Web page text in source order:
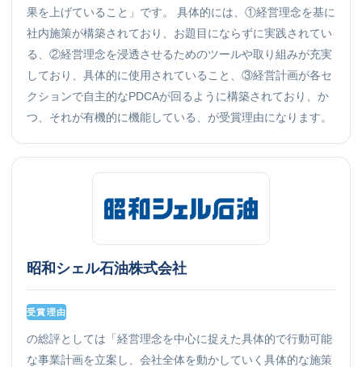
果を上げていること」です。 具体的には、①経営理念を基に
社内施策が構築されており、お題目にならずに実践されてい
る、②経営理念を浸透させるためのツールや取り組みが充実
しており、具体的に使用されていること、③経営計画が各セ
クションで自主的なPDCAが回るように構築されており、か
つ、それが有機的に機能している、が受賞理由になります。
昭和シェル石油株式会社
受賞理由
の総評としては「経営理念を中心に捉えた具体的で行動可能
な事業計画を立案し、会社全体を動かしていく具体的な施策